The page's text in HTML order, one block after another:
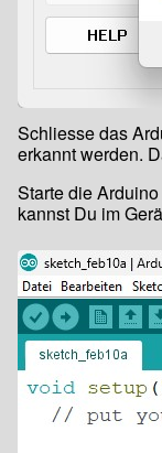
Schliesse das
erkannt werden.
Starte die
kannst Du im